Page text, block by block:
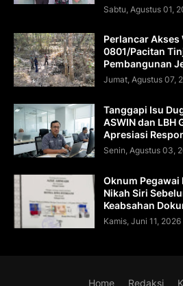
Sabtu, Agustus 01,
Perlancar Akses
0801/Pacitan
Pembangunan
Jumat, Agustus 07,
Tanggapi Isu
ASWIN dan LBH
Apresiasi
Senin, Agustus 03,
Oknum Pegawai
Nikah Siri
Keabsahan
Kamis, Juni 11, 2026
Home Redaksi